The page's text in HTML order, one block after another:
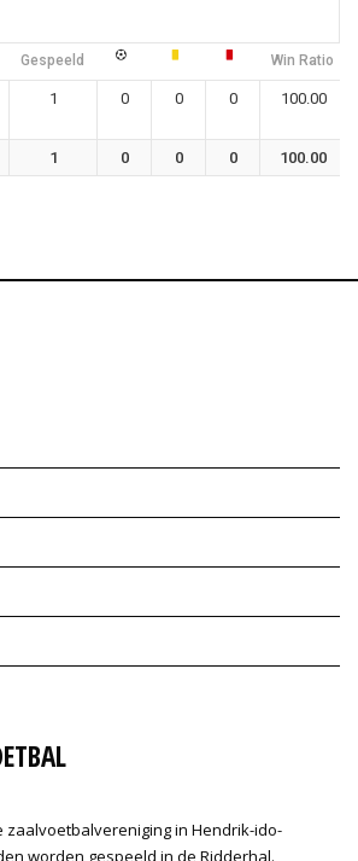
Gespeeld Win Ratio
1 0 0 0 100.00
1 0 0 0 100.00
zaalvoetbalvereniging in Hendrik-ido-
worden gespeeld in de Ridderhal.